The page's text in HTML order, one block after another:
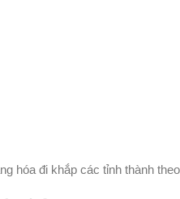
hóa đi khắp các tỉnh thành